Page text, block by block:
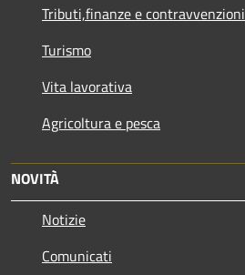
Tributi,finanze e contravvenzioni
Turismo
Vita lavorativa
Agricoltura e pesca
NOVITÀ
Notizie
Comunicati